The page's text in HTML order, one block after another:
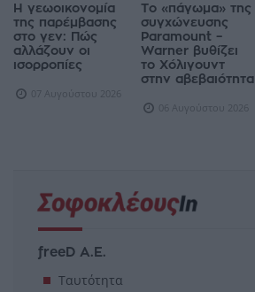
Η γεωοικονομία
της παρέμβασης
στο γεν: Πώς
αλλάζουν οι
ισορροπίες
07 Αυγούστου 2026
Το «πάγωμα» της
συγχώνευσης
Paramount –
Warner βυθίζει
το Χόλιγουντ
στην αβεβαιότητα
06 Αυγούστου 2026
freeD Α.Ε.
Ταυτότητα